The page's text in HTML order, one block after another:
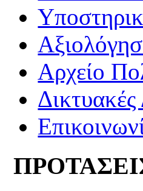
Αρχείο
Δικτυακές